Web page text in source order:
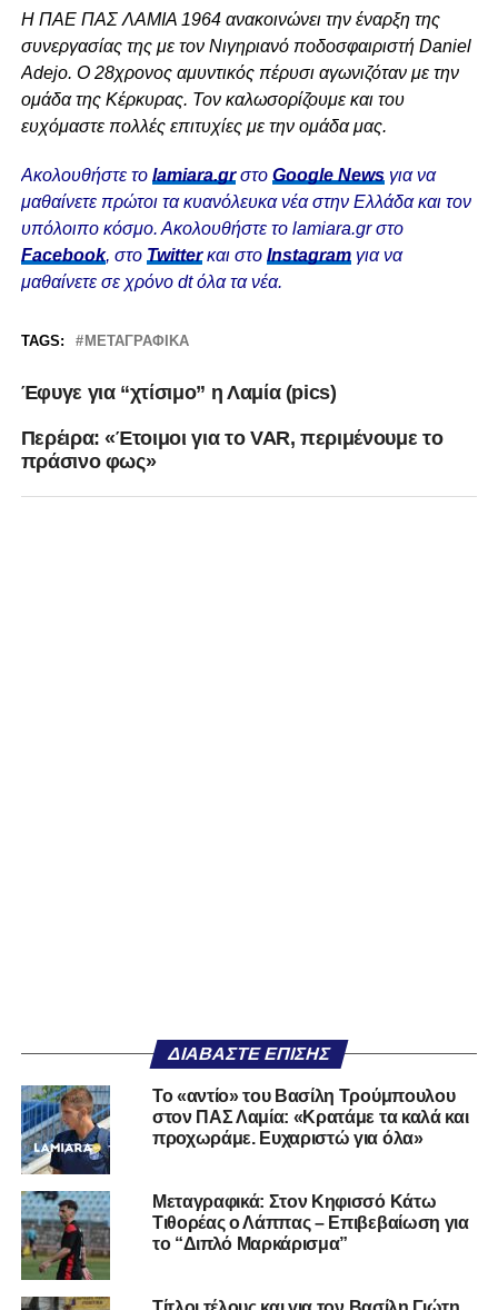
Η ΠΑΕ ΠΑΣ ΛΑΜΙΑ 1964 ανακοινώνει την έναρξη της
συνεργασίας της με τον Νιγηριανό ποδοσφαιριστή Daniel
Adejo. Ο 28χρονος αμυντικός πέρυσι αγωνιζόταν με την
ομάδα της Κέρκυρας. Τον καλωσορίζουμε και του
ευχόμαστε πολλές επιτυχίες με την ομάδα μας.
Ακολουθήστε το lamiara.grστο Google Newsγια να
μαθαίνετε πρώτοι τα κυανόλευκα νέα στην Ελλάδα και τον
υπόλοιπο κόσμο. Ακολουθήστε το lamiara.gr στο
Facebook, στο Twitterκαι στο Instagram για να
μαθαίνετε σε χρόνο dt όλα τα νέα.
TAGS: ΜΕΤΑΓΡΑΦΙΚΆ
Έφυγε για “χτίσιμο” η Λαμία (pics)
Περέιρα: «Έτοιμοι για το VAR, περιμένουμε το
πράσινο φως»
ΔΙΑΒΆΣΤΕ ΕΠΊΣΗΣ
Το «αντίο» του Βασίλη Τρούμπουλου
στον ΠΑΣ Λαμία: «Κρατάμε τα καλά και
προχωράμε. Ευχαριστώ για όλα»
Μεταγραφικά: Στον Κηφισσό Κάτω
Τιθορέας ο Λάππας – Επιβεβαίωση για
το “Διπλό Μαρκάρισμα”